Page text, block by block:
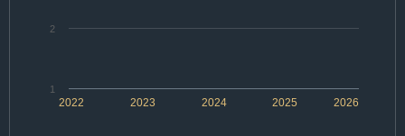
2022 2024 2026
2023 2025
1
2